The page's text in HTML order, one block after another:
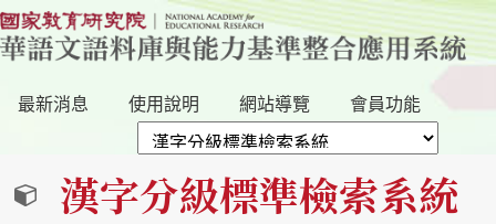
最新消息 使用說明 網站導覽 會員功能
漢字分級標準檢索系統